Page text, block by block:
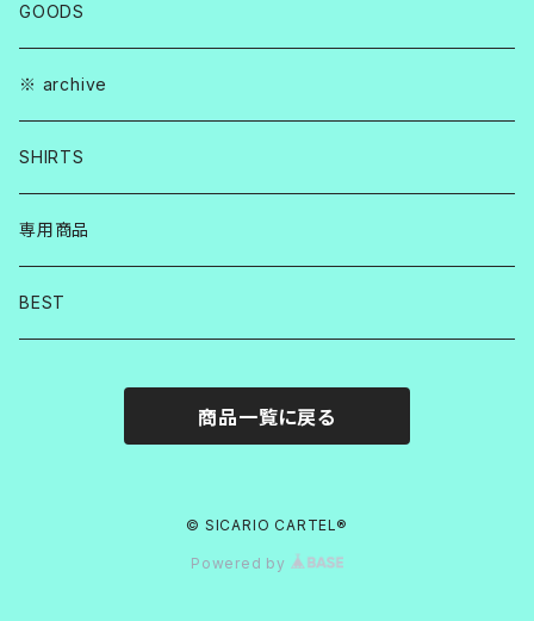
GOODS
※ archive
SHIRTS
専用商品
BEST
商品一覧に戻る
© SICARIO CARTEL®︎
Powered by